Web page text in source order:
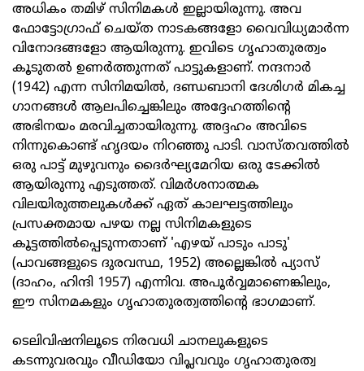
അധികം തമിഴ് സിനിമകൾ ഇല്ലായിരുന്നു. അവ
ഫോട്ടോഗ്രാഫ് ചെയ്ത നാടകങ്ങളോ വൈവിധ്യമാർന്ന
വിനോദങ്ങളോ ആയിരുന്നു. ഇവിടെ ഗൃഹാതുരത്വം
കൂടുതൽ ഉണർത്തുന്നത് പാട്ടുകളാണ്. നന്ദനാർ
(1942) എന്ന സിനിമയിൽ, ദണ്ഡബാനി ദേശിഗർ മികച്ച
ഗാനങ്ങൾ ആലപിച്ചെങ്കിലും അദ്ദേഹത്തിന്റെ
അഭിനയം മരവിച്ചതായിരുന്നു. അദ്ദഹം അവിടെ
നിന്നുകൊണ്ട് ഹൃദയം നിറഞ്ഞു പാടി. വാസ്തവത്തിൽ
ഒരു പാട്ട് മുഴുവനും ദൈർഘ്യമേറിയ ഒരു ടേക്കിൽ
ആയിരുന്നു എടുത്തത്. വിമർശനാത്മക
വിലയിരുത്തലുകൾക്ക് ഏത് കാലഘട്ടത്തിലും
പ്രസക്തമായ പഴയ നല്ല സിനിമകളുടെ
കൂട്ടത്തിൽപ്പെടുന്നതാണ് 'എഴയ് പാടും പാടു'
(പാവങ്ങളുടെ ദുരവസ്ഥ, 1952) അല്ലെങ്കിൽ പ്യാസ്
(ദാഹം, ഹിന്ദി 1957) എന്നിവ. അപൂർവ്വമാണെങ്കിലും,
ഈ സിനമകളും ഗൃഹാതുരത്വത്തിന്റെ ഭാഗമാണ്.
ടെലിവിഷനിലൂടെ നിരവധി ചാനലുകളുടെ
കടന്നുവരവും വീഡിയോ വിപ്ലവവും ഗൃഹാതുരത്വ